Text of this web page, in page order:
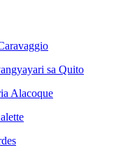
sa Quito
Alacoque